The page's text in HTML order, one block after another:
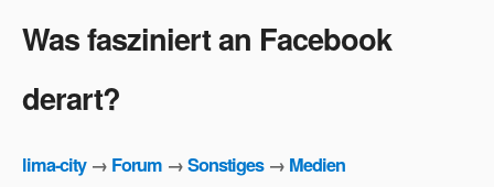
Was fasziniert an Facebook
derart?
lima-city→ Forum →Sonstiges→ Medien